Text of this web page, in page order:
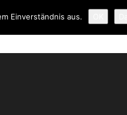
NEWS
Einverständnis aus.